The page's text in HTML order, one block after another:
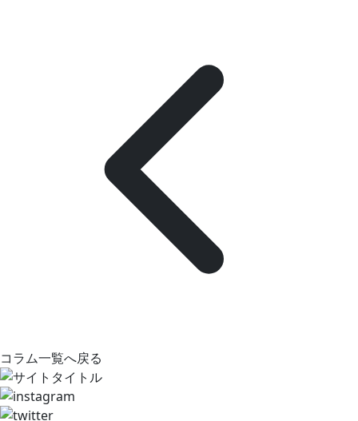
コラム一覧へ戻る